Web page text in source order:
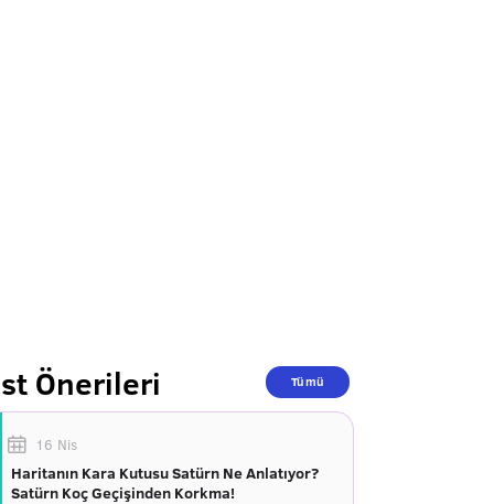
Önerileri Tümü
16 Nis
Haritanın Kara Kutusu Satürn Ne Anlatıyor?
Satürn Koç Geçişinden Korkma!